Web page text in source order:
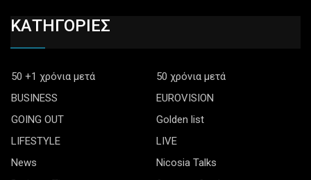
ΚΑΤΗΓΟΡΙΕΣ
50 +1 χρόνια μετά
50 χρόνια μετά
BUSINESS
EUROVISION
GOING OUT
Golden list
LIFESTYLE
LIVE
News
Nicosia Talks